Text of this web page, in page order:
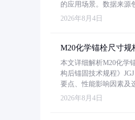
的应用场景。数据来源
2026年8月4日
M20化学锚栓尺寸
本文详细解析M20化学
构后锚固技术规程》
要点、性能影响因素及
2026年8月4日